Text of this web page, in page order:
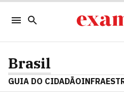
Brasil
GUIA DO CIDADÃO